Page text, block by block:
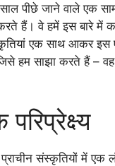
पीछे जाने वाले एक
हैं। वे हमें इस बारे में
एक साथ आकर
हम साझा करते हैं –
परिप्रेक्ष्य
प्राचीन संस्कृतियों में एक